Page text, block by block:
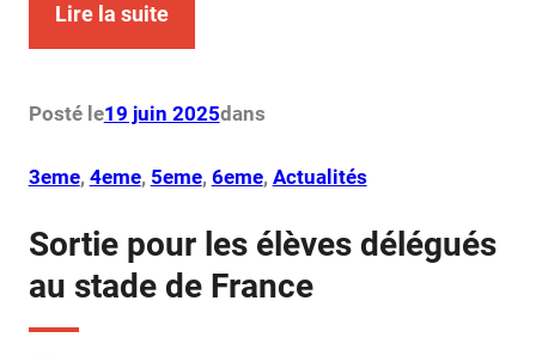
Lire la suite
Posté le19 juin 2025dans
3eme, 4eme, 5eme, 6eme, Actualités
Sortie pour les élèves délégués
au stade de France